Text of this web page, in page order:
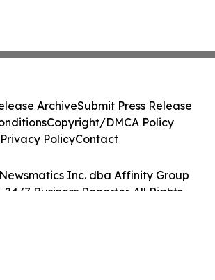
Inc. dba Affinity Group
24/7 Business Reporter. All Rights
ArchiveSubmit Press Release
Copyright/DMCA Policy
Privacy PolicyContact